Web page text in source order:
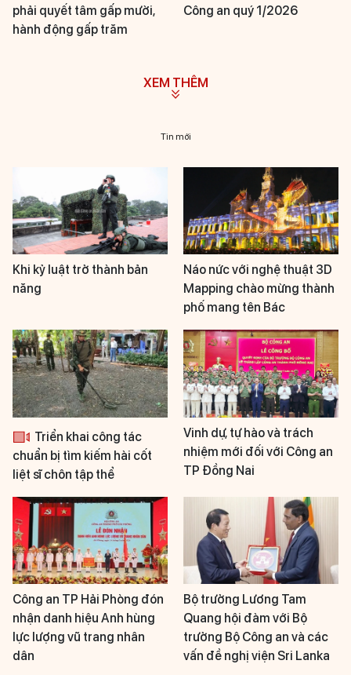
phải quyết tâm gấp mười,
hành động gấp trăm
Công an quý 1/2026
XEM THÊM
Tin mới
Khi kỷ luật trở thành bản
năng
Náo nức với nghệ thuật 3D
Mapping chào mừng thành
phố mang tên Bác
Triển khai công tác
chuẩn bị tìm kiếm hài cốt
liệt sĩ chôn tập thể
Vinh dự, tự hào và trách
nhiệm mới đối với Công an
TP Đồng Nai
Công an TP Hải Phòng đón
nhận danh hiệu Anh hùng
lực lượng vũ trang nhân
dân
Bộ trưởng Lương Tam
Quang hội đàm với Bộ
trưởng Bộ Công an và các
vấn đề nghị viện Sri Lanka